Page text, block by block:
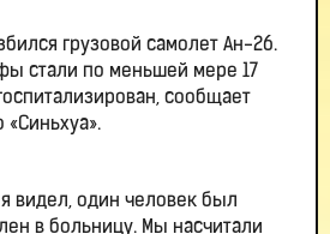
грузовой самолет Ан-26.
стали по меньшей мере 17
сообщает
«Синьхуа».
я видел, один человек был
в больницу. Мы насчитали